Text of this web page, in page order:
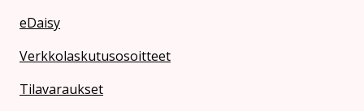
eDaisy
Verkkolaskutusosoitteet
Tilavaraukset